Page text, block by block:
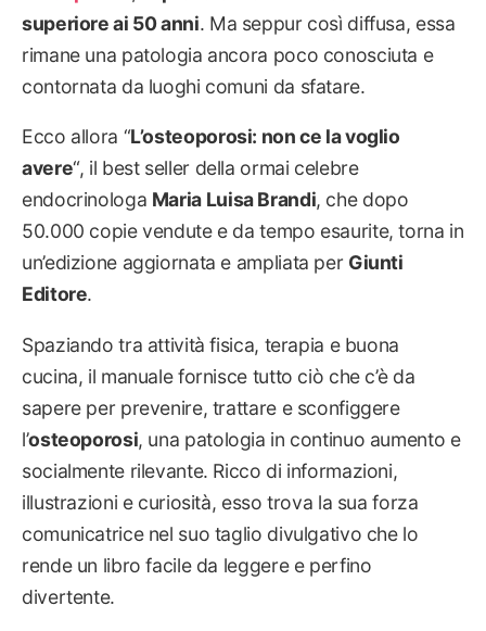
superiore ai 50 anni. Ma seppur così diffusa, essa
rimane una patologia ancora poco conosciuta e
contornata da luoghi comuni da sfatare.
Ecco allora “L’osteoporosi: non ce la voglio
avere“, il best seller della ormai celebre
endocrinologa Maria Luisa Brandi, che dopo
50.000 copie vendute e da tempo esaurite, torna in
un’edizione aggiornata e ampliata per Giunti
Editore.
Spaziando tra attività fisica, terapia e buona
cucina, il manuale fornisce tutto ciò che c’è da
sapere per prevenire, trattare e sconfiggere
l’osteoporosi, una patologia in continuo aumento e
socialmente rilevante. Ricco di informazioni,
illustrazioni e curiosità, esso trova la sua forza
comunicatrice nel suo taglio divulgativo che lo
rende un libro facile da leggere e perfino
divertente.